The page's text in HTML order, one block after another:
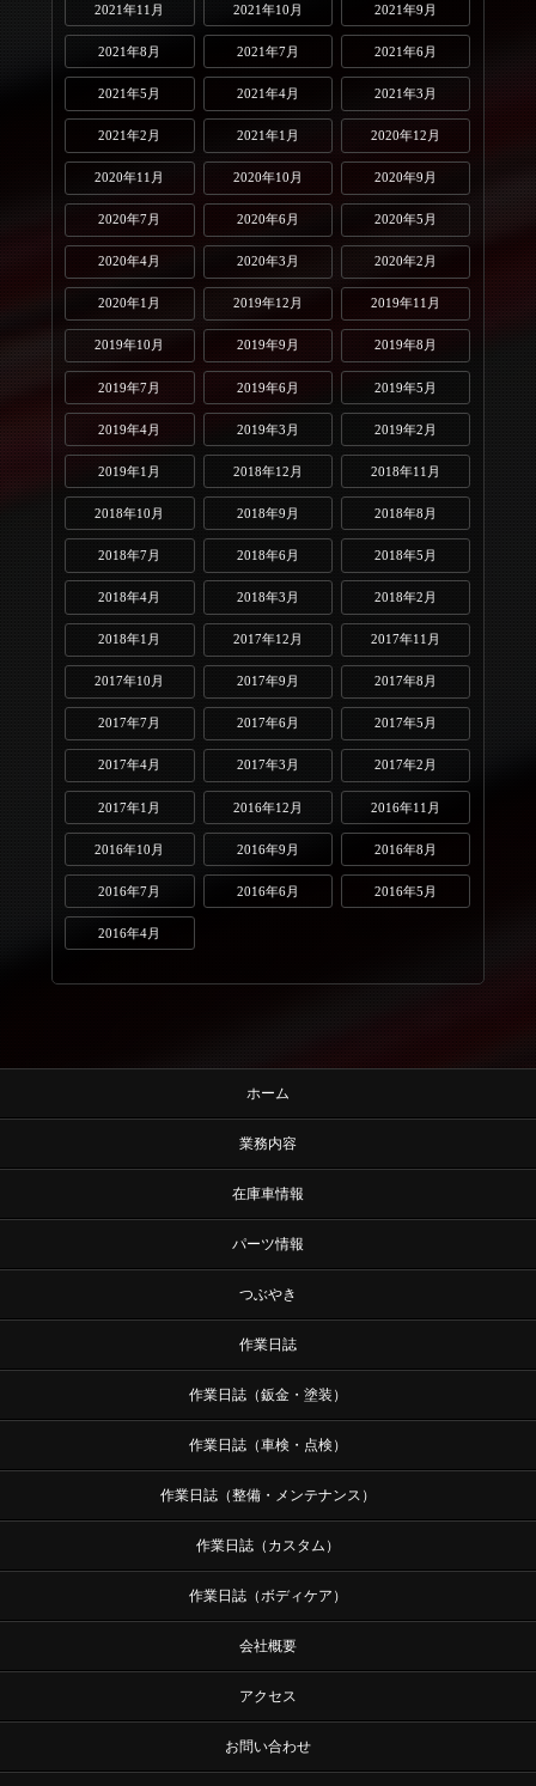
2021年11月 2021年10月 2021年9月
2021年8月 2021年7月 2021年6月
2021年5月 2021年4月 2021年3月
2021年2月 2021年1月 2020年12月
2020年11月 2020年10月 2020年9月
2020年7月 2020年6月 2020年5月
2020年4月 2020年3月 2020年2月
2020年1月 2019年12月 2019年11月
2019年10月 2019年9月 2019年8月
2019年7月 2019年6月 2019年5月
2019年4月 2019年3月 2019年2月
2019年1月 2018年12月 2018年11月
2018年10月 2018年9月 2018年8月
2018年7月 2018年6月 2018年5月
2018年4月 2018年3月 2018年2月
2018年1月 2017年12月 2017年11月
2017年10月 2017年9月 2017年8月
2017年7月 2017年6月 2017年5月
2017年4月 2017年3月 2017年2月
2017年1月 2016年12月 2016年11月
2016年10月 2016年9月 2016年8月
2016年7月 2016年6月 2016年5月
2016年4月
ホーム
業務内容
在庫車情報
パーツ情報
つぶやき
作業日誌
作業日誌（鈑金・塗装）
作業日誌（車検・点検）
作業日誌（整備・メンテナンス）
作業日誌（カスタム）
作業日誌（ボディケア）
会社概要
アクセス
お問い合わせ